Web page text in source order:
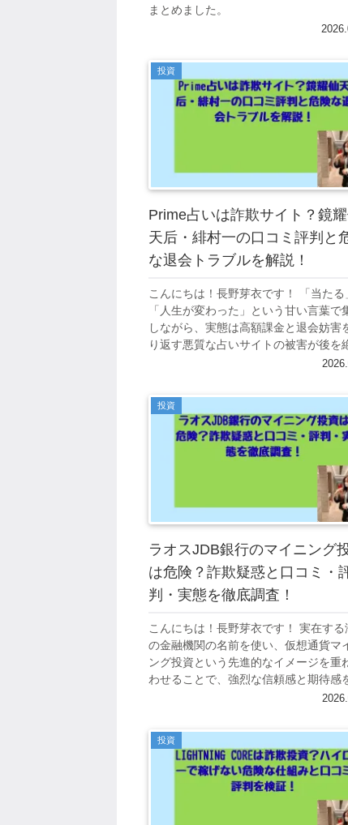
まとめました。
投資
Prime占いは詐欺サイト？鏡
天后・緋村一の口コミ評判と
な退会トラブルを解説！
こんにちは！長野芽衣です！ 「当たる
「人生が変わった」という甘い言葉で
しながら、実態は高額課金と退会妨害
り返す悪質な占いサイトの被害が後を
ません。 その中でも「Prime占い」は
投資
ラオスJDB銀行のマイニング
は危険？詐欺疑惑と口コミ・
判・実態を徹底調査！
こんにちは！長野芽衣です！ 実在する
の金融機関の名前を使い、仮想通貨マ
ング投資という先進的なイメージを重
わせることで、強烈な信頼感と期待感
り出す——。 ラオスJDB銀行のマイニ
は、...
投資